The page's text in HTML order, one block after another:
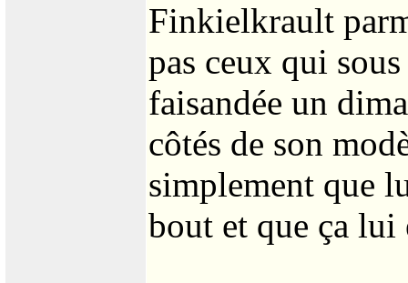
Finkielkrault
pas ceux qui
faisandée un
côtés de son
simplement que
bout et que ça lui